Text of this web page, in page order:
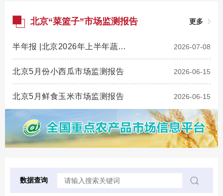
北京“菜篮子”市场监测报告 更多
半年报 |北京2026年上半年蔬菜市场监测报告 2026-07-08
北京5月份小西瓜市场监测报告 2026-06-15
北京5月鲜食玉米市场监测报告 2026-06-15
数据查询